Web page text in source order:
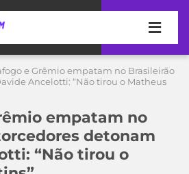
e Grêmio empatam no Brasileirão
Ancelotti: “Não tirou o Matheus
empatam no
detonam
“Não tirou o